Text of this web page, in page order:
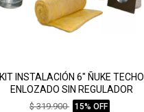
KIT INSTALACIÓN 6" ÑUKE TECHO
ENLOZADO SIN REGULADOR
$ 319.900 15% OFF